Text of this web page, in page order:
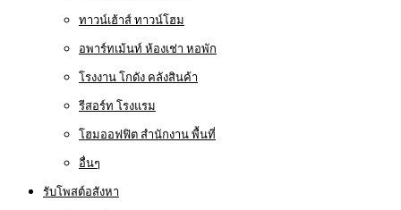
ทาวน์เฮ้าส์ ทาวน์โฮม
อพาร์ทเม้นท์ ห้องเช่า หอพัก
โรงงาน โกดัง คลังสินค้า
รีสอร์ท โรงแรม
โฮมออฟฟิต สำนักงาน พื้นที่
อื่นๆ
รับโพสต์อสังหา